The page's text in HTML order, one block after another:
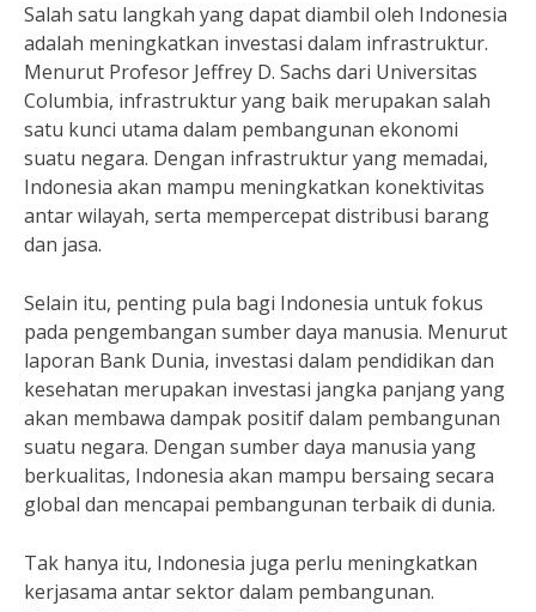
Salah satu langkah yang dapat diambil oleh Indonesia
adalah meningkatkan investasi dalam infrastruktur.
Menurut Profesor Jeffrey D. Sachs dari Universitas
Columbia, infrastruktur yang baik merupakan salah
satu kunci utama dalam pembangunan ekonomi
suatu negara. Dengan infrastruktur yang memadai,
Indonesia akan mampu meningkatkan konektivitas
antar wilayah, serta mempercepat distribusi barang
dan jasa.
Selain itu, penting pula bagi Indonesia untuk fokus
pada pengembangan sumber daya manusia. Menurut
laporan Bank Dunia, investasi dalam pendidikan dan
kesehatan merupakan investasi jangka panjang yang
akan membawa dampak positif dalam pembangunan
suatu negara. Dengan sumber daya manusia yang
berkualitas, Indonesia akan mampu bersaing secara
global dan mencapai pembangunan terbaik di dunia.
Tak hanya itu, Indonesia juga perlu meningkatkan
kerjasama antar sektor dalam pembangunan.